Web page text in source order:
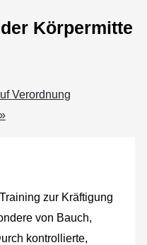
Körpermitte
Verordnung
»
zur Kräftigung
von Bauch,
kontrollierte,